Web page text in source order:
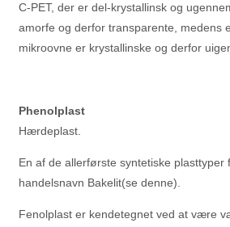
C-PET, der er del-krystallinsk og
amorfe og derfor transparente, medens
mikroovne er krystallinske og derfor
Phenolplast
Hærdeplast.
En af de allerførste syntetiske plasttyper
handelsnavn Bakelit(se denne).
Fenolplast er kendetegnet ved at være